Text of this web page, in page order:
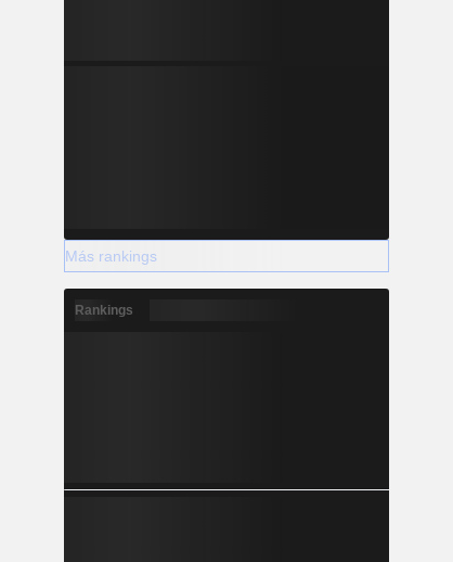
Más rankings
Rankings